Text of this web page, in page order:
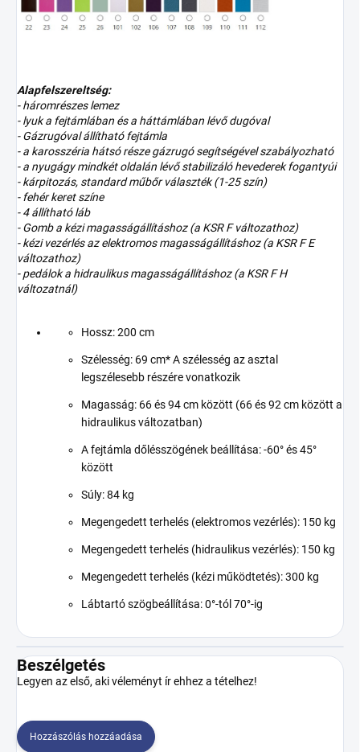
Alapfelszereltség:
- háromrészes lemez
- lyuk a fejtámlában és a háttámlában lévő dugóval
- Gázrugóval állítható fejtámla
- a karosszéria hátsó része gázrugó segítségével szabályozható
- a nyugágy mindkét oldalán lévő stabilizáló hevederek fogantyúi
- kárpitozás, standard műbőr választék (1-25 szín)
- fehér keret színe
- 4 állítható láb
- Gomb a kézi magasságállításhoz (a KSR F változathoz)
- kézi vezérlés az elektromos magasságállításhoz (a KSR F E
változathoz)
- pedálok a hidraulikus magasságállításhoz (a KSR F H
változatnál)
Hossz: 200 cm
Szélesség: 69 cm* A szélesség az asztal
legszélesebb részére vonatkozik
Magasság: 66 és 94 cm között (66 és 92 cm között a
hidraulikus változatban)
A fejtámla dőlésszögének beállítása: -60° és 45°
között
Súly: 84 kg
Megengedett terhelés (elektromos vezérlés): 150 kg
Megengedett terhelés (hidraulikus vezérlés): 150 kg
Megengedett terhelés (kézi működtetés): 300 kg
Lábtartó szögbeállítása: 0°-tól 70°-ig
Beszélgetés
Legyen az első, aki véleményt ír ehhez a tételhez!
Hozzászólás hozzáadása